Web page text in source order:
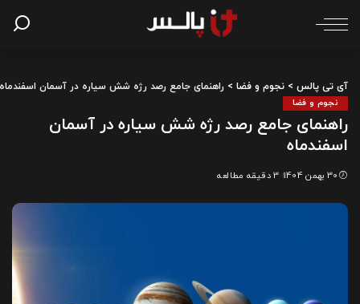
آی تی پالس > نجوم و فضا > راهنمای جامع رصد رژه شش سیاره در آسمان اسفندماه
نجوم و فضا
راهنمای جامع رصد رژه شش سیاره در آسمان
اسفندماه
30 بهمن 1404 3 دقیقه مطالعه